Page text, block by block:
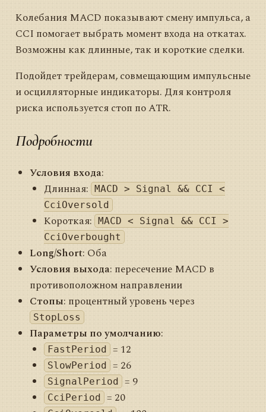
Колебания MACD показывают смену импульса, а
CCI помогает выбрать момент входа на откатах.
Возможны как длинные, так и короткие сделки.
Подойдет трейдерам, совмещающим импульсные
и осцилляторные индикаторы. Для контроля
риска используется стоп по ATR.
Подробности
Условия входа:
Длинная: MACD > Signal && CCI <
CciOversold
Короткая: MACD < Signal && CCI >
CciOverbought
Long/Short: Оба
Условия выхода: пересечение MACD в
противоположном направлении
Стопы: процентный уровень через
StopLoss
Параметры по умолчанию:
FastPeriod = 12
SlowPeriod = 26
SignalPeriod = 9
CciPeriod = 20